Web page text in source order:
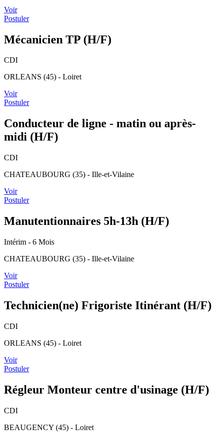
Voir
Postuler
Mécanicien TP (H/F)
CDI
ORLEANS (45) - Loiret
Voir
Postuler
Conducteur de ligne - matin ou après-
midi (H/F)
CDI
CHATEAUBOURG (35) - Ille-et-Vilaine
Voir
Postuler
Manutentionnaires 5h-13h (H/F)
Intérim - 6 Mois
CHATEAUBOURG (35) - Ille-et-Vilaine
Voir
Postuler
Technicien(ne) Frigoriste Itinérant (H/F)
CDI
ORLEANS (45) - Loiret
Voir
Postuler
Régleur Monteur centre d'usinage (H/F)
CDI
BEAUGENCY (45) - Loiret